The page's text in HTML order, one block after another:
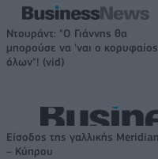
Ντουράντ: "Ο Γιάννης θα
μπορούσε να 'ναι ο κορυφαίος
όλων"! (vid)
Είσοδος της γαλλικής
– Κύπρου